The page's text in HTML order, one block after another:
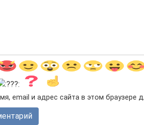
email и адрес сайта в этом браузере